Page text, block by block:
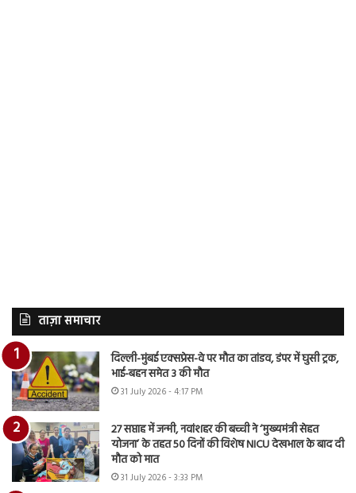
ताज़ा समाचार
दिल्ली-मुंबई एक्सप्रेस-वे पर मौत का तांडव, डंपर में घुसी ट्रक,
भाई-बहन समेत 3 की मौत
31 July 2026 - 4:17 PM
27 सप्ताह में जन्मी, नवांशहर की बच्ची ने ‘मुख्यमंत्री सेहत
योजना’ के तहत 50 दिनों की विशेष NICU देखभाल के बाद दी
मौत को मात
31 July 2026 - 3:33 PM